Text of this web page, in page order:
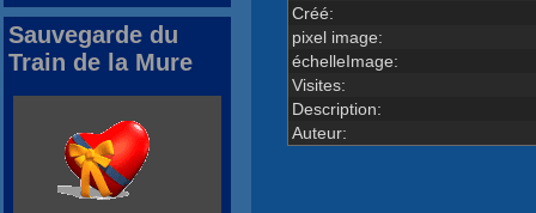
Créé:
pixel image:
échelleImage:
Visites:
Description:
Auteur:
Sauvegarde du
Train de la Mure